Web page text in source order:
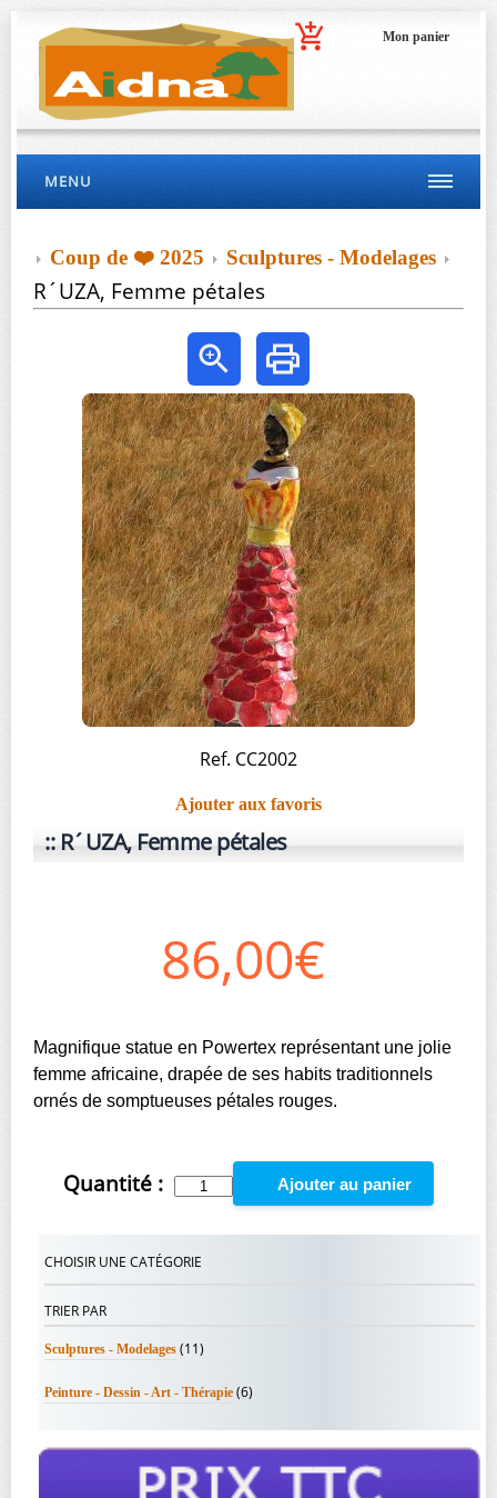
Mon panier
MENU
Coup de ❤️ 2025 Sculptures - Modelages
R´UZA, Femme pétales
Ref. CC2002
Ajouter aux favoris
R´UZA, Femme pétales
86,00€
Magnifique statue en Powertex représentant une jolie
femme africaine, drapée de ses habits traditionnels
ornés de somptueuses pétales rouges.
Quantité : Ajouter au panier
CHOISIR UNE CATÉGORIE
TRIER PAR
Sculptures - Modelages (11)
Peinture - Dessin - Art - Thérapie (6)